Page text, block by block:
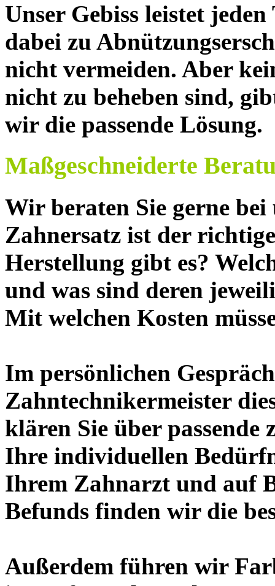
Unser Gebiss leistet
dabei zu
nicht vermeiden. Aber
nicht zu beheben sind,
wir die passende Lösung.
Maßgeschneiderte
Wir beraten Sie gerne
Zahnersatz ist der
Herstellung gibt es?
und was sind deren
Mit welchen Kosten
Im persönlichen
Zahntechnikermeister
klären Sie über passende
Ihre individuellen
Ihrem Zahnarzt und auf
Befunds finden wir die
Außerdem führen wir